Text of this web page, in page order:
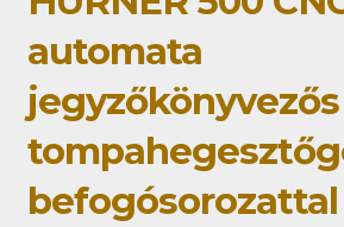
automata
jegyzőkönyvezős
befogósorozattal